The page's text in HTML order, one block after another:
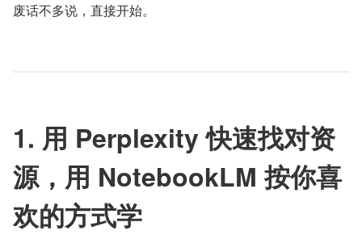
废话不多说，直接开始。
1. 用 Perplexity 快速找对资
源，用 NotebookLM 按你喜
欢的方式学